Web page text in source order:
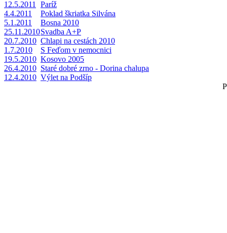
12.5.2011
Paríž
4.4.2011
Poklad škriatka Silvána
5.1.2011
Bosna 2010
25.11.2010Svadba A+P
20.7.2010 Chlapi na cestách 2010
1.7.2010
S Feďom v nemocnici
19.5.2010 Kosovo 2005
26.4.2010 Staré dobré zrno - Dorina chalupa
12.4.2010 Výlet na Podšíp